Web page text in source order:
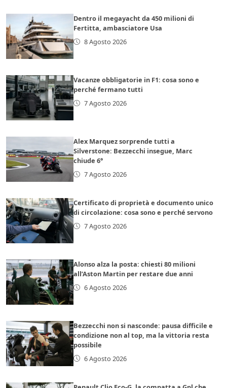
Dentro il megayacht da 450 milioni di
Fertitta, ambasciatore Usa
8 Agosto 2026
Vacanze obbligatorie in F1: cosa sono e
perché fermano tutti
7 Agosto 2026
Alex Marquez sorprende tutti a
Silverstone: Bezzecchi insegue, Marc
chiude 6°
7 Agosto 2026
Certificato di proprietà e documento unico
di circolazione: cosa sono e perché servono
7 Agosto 2026
Alonso alza la posta: chiesti 80 milioni
all’Aston Martin per restare due anni
6 Agosto 2026
Bezzecchi non si nasconde: pausa difficile e
condizione non al top, ma la vittoria resta
possibile
6 Agosto 2026